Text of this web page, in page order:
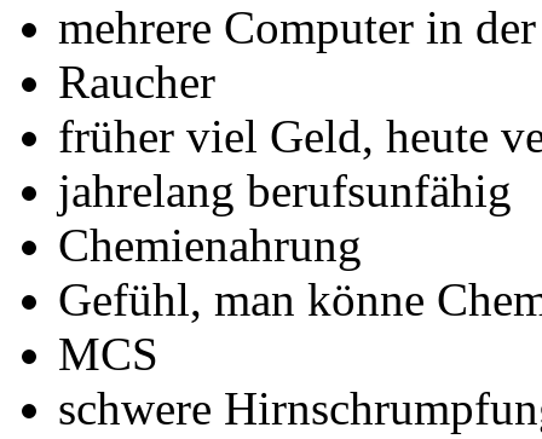
mehrere Computer in
Raucher
früher viel Geld, heute
jahrelang berufsunfähig
Chemienahrung
Gefühl, man könne
MCS
schwere